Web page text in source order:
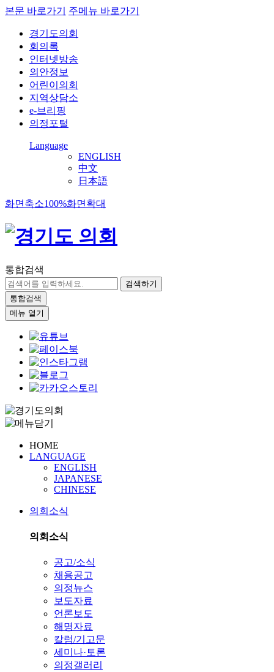
본문 바로가기 주메뉴 바로가기
경기도의회
회의록
인터넷방송
의안정보
어린이의회
지역상담소
e-브리핑
의정포털
Language
ENGLISH
中文
日本語
화면축소100%화면확대
통합검색
검색하기
통합검색
메뉴 열기
HOME
LANGUAGE
ENGLISH
JAPANESE
CHINESE
의회소식
의회소식
공고/소식
채용공고
의정뉴스
보도자료
언론보도
해명자료
칼럼/기고문
세미나·토론
의정갤러리